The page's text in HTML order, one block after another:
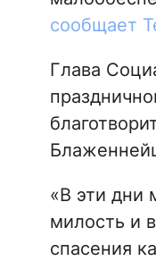
сообщает
Глава
«В эти дни
милость и
спасения